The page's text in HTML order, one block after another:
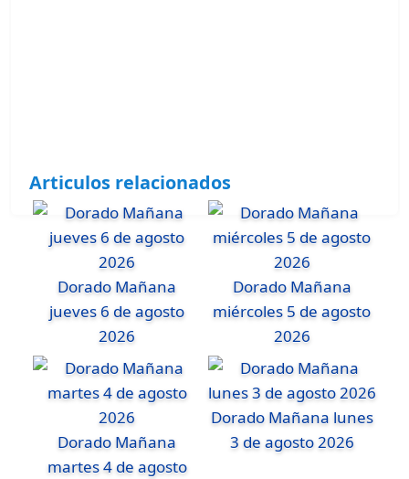
Articulos relacionados
Dorado Mañana
jueves 6 de agosto
2026
Dorado Mañana
miércoles 5 de agosto
2026
Dorado Mañana
martes 4 de agosto
Dorado Mañana lunes
3 de agosto 2026